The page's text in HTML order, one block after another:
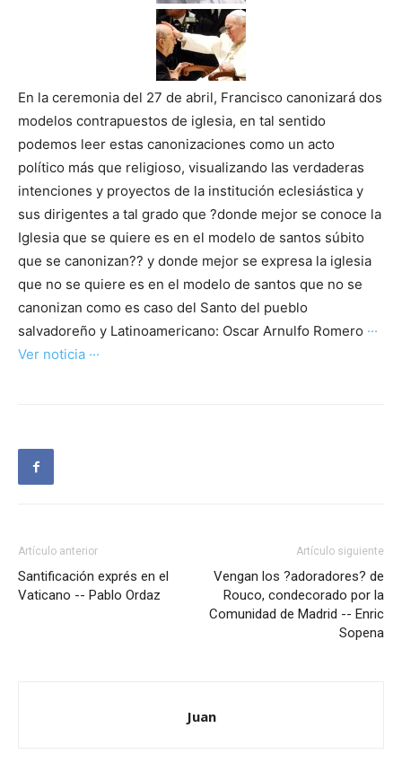
En la ceremonia del 27 de abril, Francisco canonizará dos
modelos contrapuestos de iglesia, en tal sentido
podemos leer estas canonizaciones como un acto
político más que religioso, visualizando las verdaderas
intenciones y proyectos de la institución eclesiástica y
sus dirigentes a tal grado que ?donde mejor se conoce la
Iglesia que se quiere es en el modelo de santos súbito
que se canonizan?? y donde mejor se expresa la iglesia
que no se quiere es en el modelo de santos que no se
canonizan como es caso del Santo del pueblo
salvadoreño y Latinoamericano: Oscar Arnulfo Romero ···
Ver noticia ···
Artículo anterior
Santificación exprés en el
Vaticano -- Pablo Ordaz
Artículo siguiente
Vengan los ?adoradores? de
Rouco, condecorado por la
Comunidad de Madrid -- Enric
Sopena
Juan